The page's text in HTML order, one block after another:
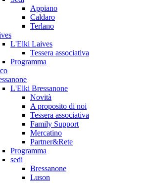
Appiano
Caldaro
Terlano
L'Elki Laives
Tessera associativa
Programma
L'Elki Bressanone
Novità
A proposito di noi
Tessera associativa
Family Support
Mercatino
Partner&Rete
Programma
sedi
Bressanone
Luson